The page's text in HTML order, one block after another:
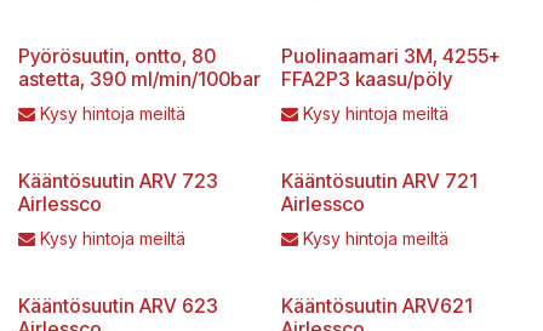
Pyörösuutin, ontto, 80
astetta, 390 ml/min/100bar
Kysy hintoja meiltä
Puolinaamari 3M, 4255+
FFA2P3 kaasu/pöly
Kysy hintoja meiltä
Kääntösuutin ARV 723
Airlessco
Kysy hintoja meiltä
Kääntösuutin ARV 721
Airlessco
Kysy hintoja meiltä
Kääntösuutin ARV 623
Kääntösuutin ARV621